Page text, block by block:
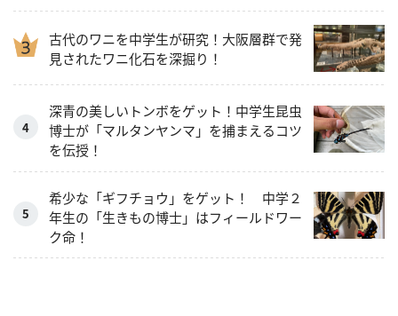
古代のワニを中学生が研究！大阪層群で発
見されたワニ化石を深掘り！
深青の美しいトンボをゲット！中学生昆虫
博士が「マルタンヤンマ」を捕まえるコツ
を伝授！
希少な「ギフチョウ」をゲット！ 中学２
年生の「生きもの博士」はフィールドワー
ク命！